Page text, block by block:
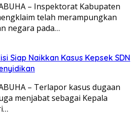
– Inspektorat Kabupaten
telah merampungkan
negara pada…
Siap Naikkan Kasus Kepsek SDN
– Terlapor kasus dugaan
menjabat sebagai Kepala